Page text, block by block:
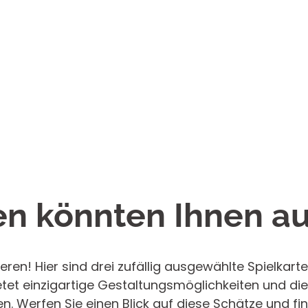
9,90 €
7,90 €
auch zweckmäßig ist.
besonders für
könnten Ihnen
Hier sind drei zufällig ausgewählte
einzigartige Gestaltungsmöglichkeiten und
Werfen Sie einen Blick auf diese Schätze und